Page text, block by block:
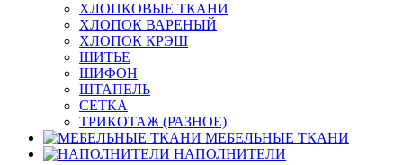
ХЛОПКОВЫЕ ТКАНИ
ХЛОПОК ВАРЕНЫЙ
ХЛОПОК КРЭШ
ШИТЬЕ
ШИФОН
ШТАПЕЛЬ
СЕТКА
ТРИКОТАЖ (РАЗНОЕ)
МЕБЕЛЬНЫЕ ТКАНИ
НАПОЛНИТЕЛИ